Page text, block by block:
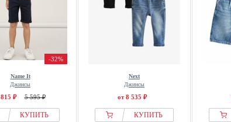
-32%
Name It
Джинсы
₽ 5 595 ₽
КУПИТЬ
Next
Джинсы
от 8 535 ₽
КУПИТЬ